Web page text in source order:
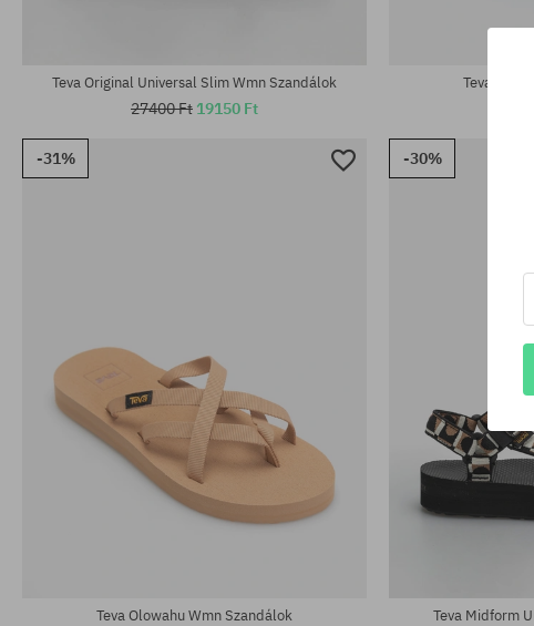
Elérhető méretek:
Teva Original Universal Slim Wmn Szandálok
27400 Ft 19150 Ft
Teva
-31%
Teva Olowahu Wmn Szandálok
-30%
Teva Midform